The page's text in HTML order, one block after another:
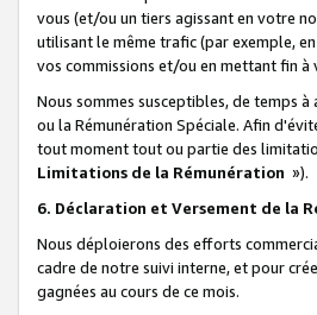
vous (et/ou un tiers agissant en votre
utilisant le même trafic (par exemple,
vos commissions et/ou en mettant fin
Nous sommes susceptibles, de temps
ou la Rémunération Spéciale. Afin
tout moment tout ou partie des
Limitations de la Rémunération »).
6. Déclaration et Versement de la
Nous déploierons des efforts
cadre de notre suivi interne, et pour
gagnées au cours de ce mois.